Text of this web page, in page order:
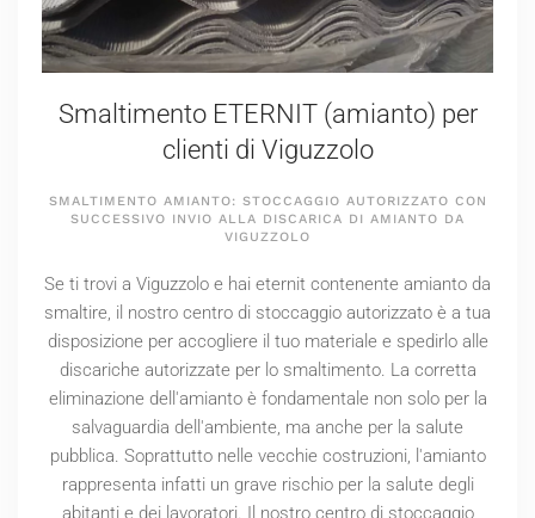
Smaltimento ETERNIT (amianto) per
clienti di Viguzzolo
SMALTIMENTO AMIANTO: STOCCAGGIO AUTORIZZATO CON
SUCCESSIVO INVIO ALLA DISCARICA DI AMIANTO DA
VIGUZZOLO
Se ti trovi a Viguzzolo e hai eternit contenente amianto da
smaltire, il nostro centro di stoccaggio autorizzato è a tua
disposizione per accogliere il tuo materiale e spedirlo alle
discariche autorizzate per lo smaltimento. La corretta
eliminazione dell'amianto è fondamentale non solo per la
salvaguardia dell'ambiente, ma anche per la salute
pubblica. Soprattutto nelle vecchie costruzioni, l'amianto
rappresenta infatti un grave rischio per la salute degli
abitanti e dei lavoratori. Il nostro centro di stoccaggio